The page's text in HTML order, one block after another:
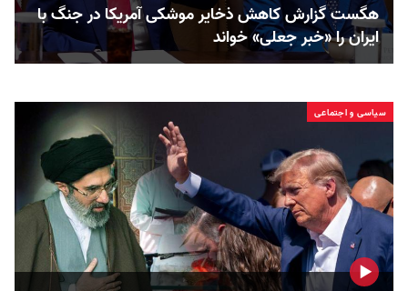
هگست گزارش کاهش ذخایر موشکی آمریکا در جنگ با
ایران را «خبر جعلی» خواند
سیاسی و اجتماعی